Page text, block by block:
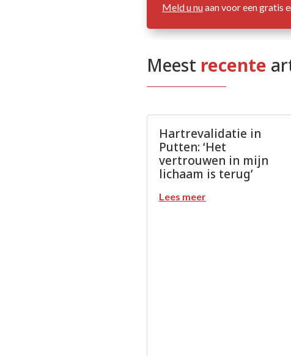
Meld u nuaan voor een gratis
Meest recente
Hartrevalidatie in
Putten: ‘Het
vertrouwen in mijn
lichaam is terug’
Lees meer